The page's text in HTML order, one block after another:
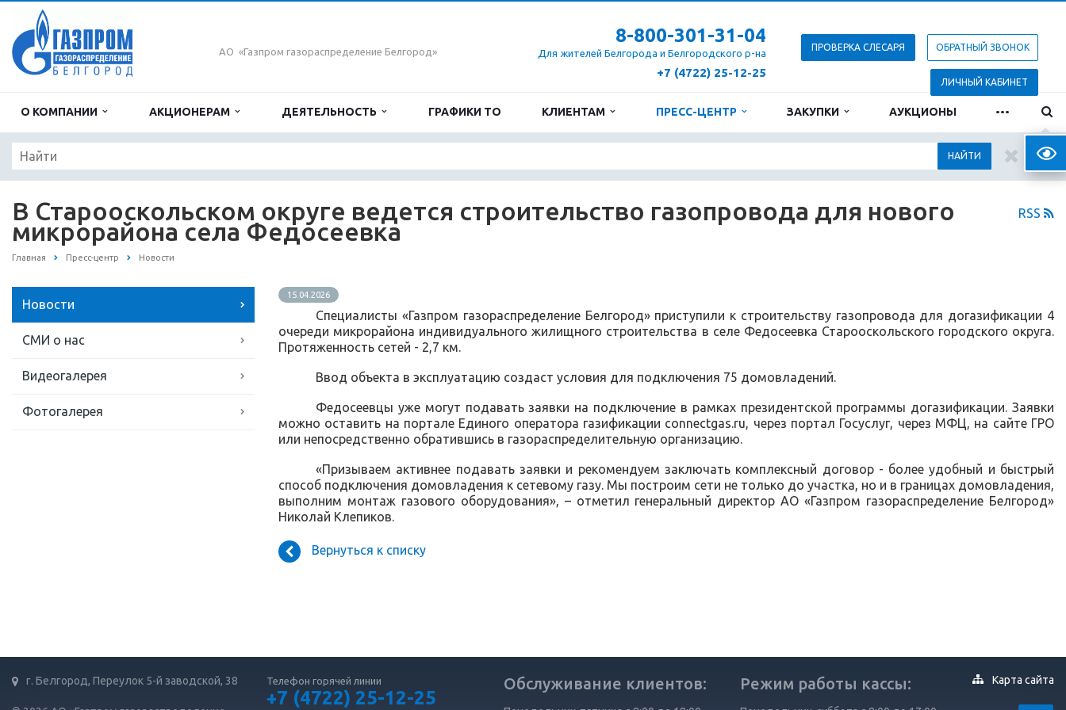
АО «Газпром газораспределение Белгород»
8-800-301-31-04
Для жителей Белгорода и Белгородского р-на
+7 (4722) 25-12-25
ПРОВЕРКА СЛЕСАРЯ ОБРАТНЫЙ ЗВОНОК
ЛИЧНЫЙ КАБИНЕТ
О КОМПАНИИ АКЦИОНЕРАМ ДЕЯТЕЛЬНОСТЬ ГРАФИКИ ТО КЛИЕНТАМ ПРЕСС-ЦЕНТР ЗАКУПКИ АУКЦИОНЫ ...
НАЙТИ
RSS
В Старооскольском округе ведется строительство газопровода для нового
микрорайона села Федосеевка
Главная Пресс-центр Новости
Новости
СМИ о нас
Видеогалерея
Фотогалерея
15.04.2026
Специалисты «Газпром газораспределение Белгород» приступили к строительству газопровода для догазификации 4
очереди микрорайона индивидуального жилищного строительства в селе Федосеевка Старооскольского городского округа.
Протяженность сетей - 2,7 км.
Ввод объекта в эксплуатацию создаст условия для подключения 75 домовладений.
Федосеевцы уже могут подавать заявки на подключение в рамках президентской программы догазификации. Заявки
можно оставить на портале Единого оператора газификации connectgas.ru, через портал Госуслуг, через МФЦ, на сайте ГРО
или непосредственно обратившись в газораспределительную организацию.
«Призываем активнее подавать заявки и рекомендуем заключать комплексный договор - более удобный и быстрый
способ подключения домовладения к сетевому газу. Мы построим сети не только до участка, но и в границах домовладения,
выполним монтаж газового оборудования», – отметил генеральный директор АО «Газпром газораспределение Белгород»
Николай Клепиков.
Вернуться к списку
г. Белгород, Переулок 5-й заводской, 38 Телефон горячей линии
+7 (4722) 25-12-25
Обслуживание клиентов: Режим работы кассы: Карта сайта